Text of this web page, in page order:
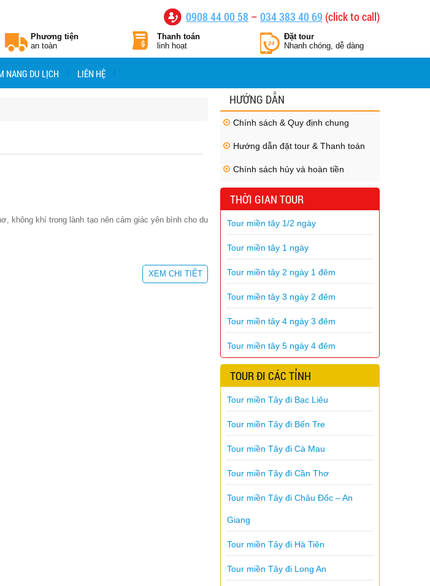
0908 44 00 58 – 034 383 40 69 (click to call)
Phương tiện
an toàn
Thanh toán
linh hoạt
Đặt tour
Nhanh chóng, dễ dàng
NANG DU LỊCH LIÊN HỆ
không khí trong lành tạo nên cảm giác yên bình cho du
XEM CHI TIẾT
HƯỚNG DẪN
Chính sách & Quy định chung
Hướng dẫn đặt tour & Thanh toán
Chính sách hủy và hoàn tiền
THỜI GIAN TOUR
Tour miền tây 1/2 ngày
Tour miền tây 1 ngày
Tour miền tây 2 ngày 1 đêm
Tour miền tây 3 ngày 2 đêm
Tour miền tây 4 ngày 3 đêm
Tour miền tây 5 ngày 4 đêm
TOUR ĐI CÁC TỈNH
Tour miền Tây đi Bạc Liêu
Tour miền Tây đi Bến Tre
Tour miền Tây đi Cà Mau
Tour miền Tây đi Cần Thơ
Tour miền Tây đi Châu Đốc – An
Giang
Tour miền Tây đi Hà Tiên
Tour miền Tây đi Long An